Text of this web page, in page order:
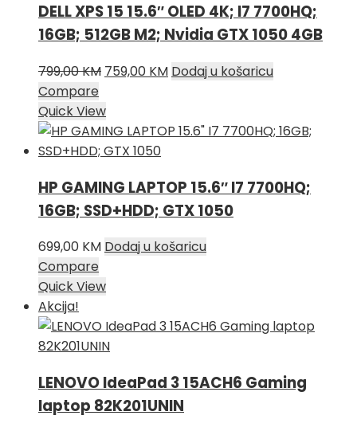
DELL XPS 15 15.6″ OLED 4K; I7 7700HQ;
16GB; 512GB M2; Nvidia GTX 1050 4GB
799,00KM Izvorna
bila
je:
799,00 KM.
759,00 KMTrenutna
759,00 KM.
Dodaj u košaricu
Compare
Quick View
HP GAMING LAPTOP 15.6″ I7 7700HQ;
16GB; SSD+HDD; GTX 1050
699,00 KM Dodaj u košaricu
Compare
Quick View
Akcija!
LENOVO IdeaPad 3 15ACH6 Gaming
laptop 82K201UNIN